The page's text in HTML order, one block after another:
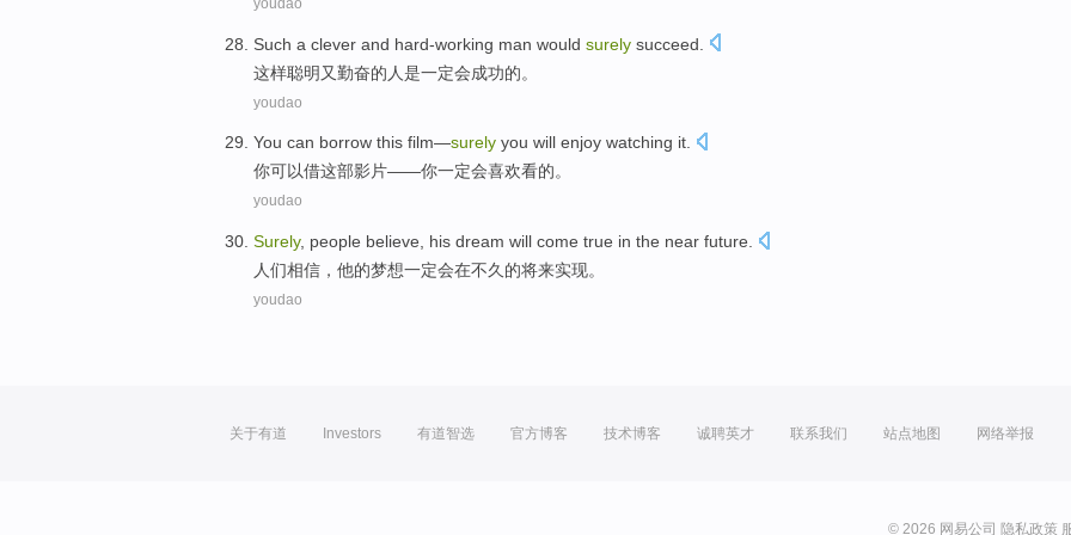
Such a clever and hard-working man would surely succeed.
这样聪明又勤奋的人是一定会成功的。
youdao
You can borrow this film—surely you will enjoy watching it.
你可以借这部影片——你一定会喜欢看的。
youdao
Surely, people believe, his dream will come true in the near future.
人们相信，他的梦想一定会在不久的将来实现。
youdao
关于有道 Investors 有道智选 官方博客 技术博客 诚聘英才 联系我们 站点地图 网络举报
© 2026 网易公司 隐私政策